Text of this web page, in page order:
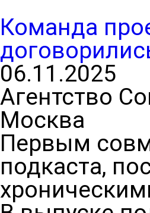
Команда
06.11.2025
Агентство
Москва
Первым
подкаста,